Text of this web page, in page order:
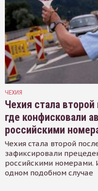
ЧЕХИЯ
Чехия стала
где конфисковали
российскими
Чехия стала второй
зафиксировали
российскими номерами.
одном подобном случае